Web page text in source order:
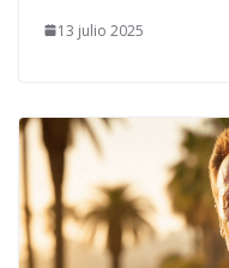
13 julio 2025